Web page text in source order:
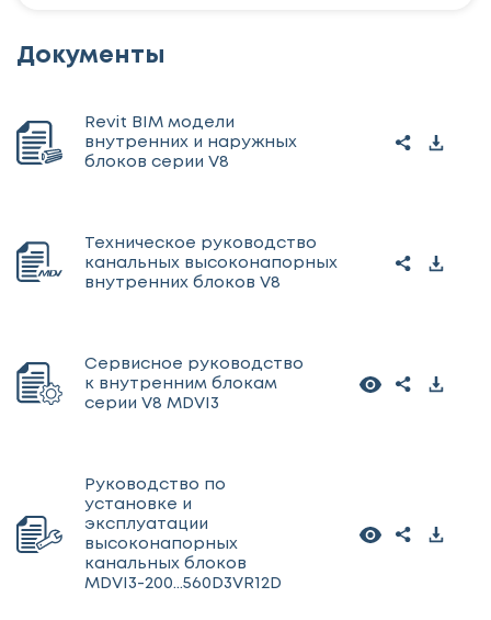
Документы
Revit BIM модели
внутренних и наружных
блоков серии V8
Техническое руководство
канальных высоконапорных
внутренних блоков V8
Сервисное руководство
к внутренним блокам
серии V8 MDVI3
Руководство по
установке и
эксплуатации
высоконапорных
канальных блоков
MDVI3-200...560D3VR12D